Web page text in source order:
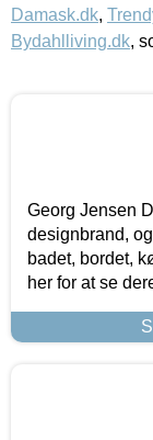
Damask.dk,
Bydahlliving.dk,
Georg Jensen
designbrand,
badet, bordet,
her for at se